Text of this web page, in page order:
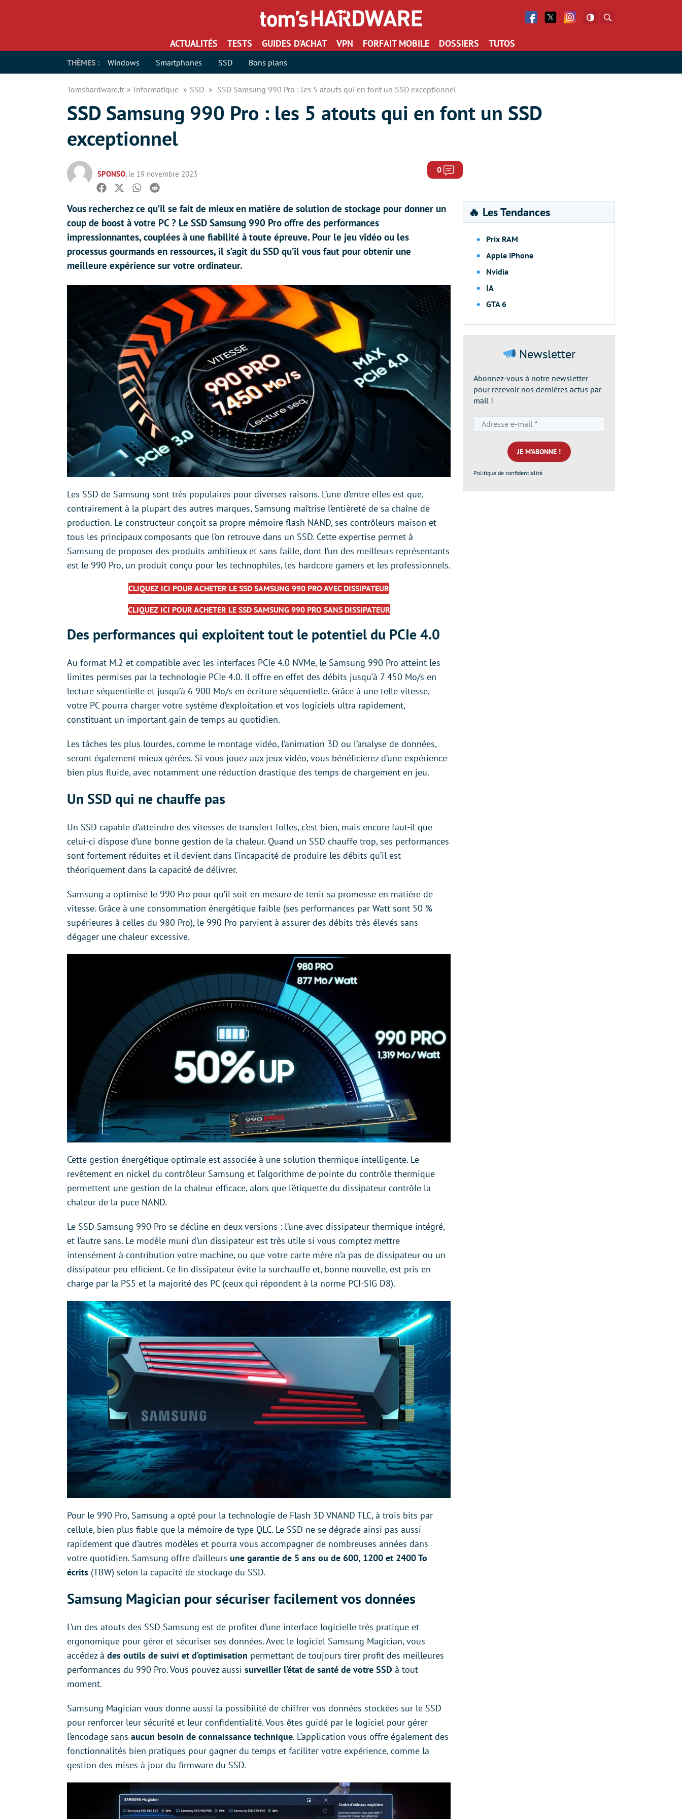
Facebook
Twitter Facebook
ACTUALITÉS TESTS GUIDES D’ACHAT VPN FORFAIT MOBILE DOSSIERS TUTOS
THÈMES : Windows Smartphones SSD Bons plans
Tomshardware.fr Informatique SSD SSD Samsung 990 Pro : les 5 atouts qui en font un SSD exceptionnel
SSD Samsung 990 Pro : les 5 atouts qui en font un SSD
exceptionnel
SPONSO, le 19 novembre 2023 0 Commentaires
Facebook
TwitterWhatsapp
Reddit
Vous recherchez ce qu’il se fait de mieux en matière de solution de stockage pour donner un
coup de boost à votre PC ? Le SSD Samsung 990 Pro offre des performances
impressionnantes, couplées à une fiabilité à toute épreuve. Pour le jeu vidéo ou les
processus gourmands en ressources, il s’agit du SSD qu’il vous faut pour obtenir une
meilleure expérience sur votre ordinateur.
Les SSD de Samsung sont très populaires pour diverses raisons. L’une d’entre elles est que,
contrairement à la plupart des autres marques, Samsung maîtrise l’entièreté de sa chaîne de
production. Le constructeur conçoit sa propre mémoire flash NAND, ses contrôleurs maison et
tous les principaux composants que l’on retrouve dans un SSD. Cette expertise permet à
Samsung de proposer des produits ambitieux et sans faille, dont l’un des meilleurs représentants
est le 990 Pro, un produit conçu pour les technophiles, les hardcore gamers et les professionnels.
CLIQUEZ ICI POUR ACHETER LE SSD SAMSUNG 990 PRO AVEC DISSIPATEUR
CLIQUEZ ICI POUR ACHETER LE SSD SAMSUNG 990 PRO SANS DISSIPATEUR
Des performances qui exploitent tout le potentiel du PCIe 4.0
Au format M.2 et compatible avec les interfaces PCIe 4.0 NVMe, le Samsung 990 Pro atteint les
limites permises par la technologie PCIe 4.0. Il offre en effet des débits jusqu’à 7 450 Mo/s en
lecture séquentielle et jusqu’à 6 900 Mo/s en écriture séquentielle. Grâce à une telle vitesse,
votre PC pourra charger votre système d’exploitation et vos logiciels ultra rapidement,
constituant un important gain de temps au quotidien.
Les tâches les plus lourdes, comme le montage vidéo, l’animation 3D ou l’analyse de données,
seront également mieux gérées. Si vous jouez aux jeux vidéo, vous bénéficierez d’une expérience
bien plus fluide, avec notamment une réduction drastique des temps de chargement en jeu.
Un SSD qui ne chauffe pas
Un SSD capable d’atteindre des vitesses de transfert folles, c’est bien, mais encore faut-il que
celui-ci dispose d’une bonne gestion de la chaleur. Quand un SSD chauffe trop, ses performances
sont fortement réduites et il devient dans l’incapacité de produire les débits qu’il est
théoriquement dans la capacité de délivrer.
Samsung a optimisé le 990 Pro pour qu’il soit en mesure de tenir sa promesse en matière de
vitesse. Grâce à une consommation énergétique faible (ses performances par Watt sont 50 %
supérieures à celles du 980 Pro), le 990 Pro parvient à assurer des débits très élevés sans
dégager une chaleur excessive.
Cette gestion énergétique optimale est associée à une solution thermique intelligente. Le
revêtement en nickel du contrôleur Samsung et l’algorithme de pointe du contrôle thermique
permettent une gestion de la chaleur efficace, alors que l’étiquette du dissipateur contrôle la
chaleur de la puce NAND.
Le SSD Samsung 990 Pro se décline en deux versions : l’une avec dissipateur thermique intégré,
et l’autre sans. Le modèle muni d’un dissipateur est très utile si vous comptez mettre
intensément à contribution votre machine, ou que votre carte mère n’a pas de dissipateur ou un
dissipateur peu efficient. Ce fin dissipateur évite la surchauffe et, bonne nouvelle, est pris en
charge par la PS5 et la majorité des PC (ceux qui répondent à la norme PCI-SIG D8).
Pour le 990 Pro, Samsung a opté pour la technologie de Flash 3D VNAND TLC, à trois bits par
cellule, bien plus fiable que la mémoire de type QLC. Le SSD ne se dégrade ainsi pas aussi
rapidement que d’autres modèles et pourra vous accompagner de nombreuses années dans
votre quotidien. Samsung offre d’ailleurs une garantie de 5 ans ou de 600, 1200 et 2400 To
écrits (TBW) selon la capacité de stockage du SSD.
Samsung Magician pour sécuriser facilement vos données
L’un des atouts des SSD Samsung est de profiter d’une interface logicielle très pratique et
ergonomique pour gérer et sécuriser ses données. Avec le logiciel Samsung Magician, vous
accédez à des outils de suivi et d’optimisation permettant de toujours tirer profit des meilleures
performances du 990 Pro. Vous pouvez aussi surveiller l’état de santé de votre SSD à tout
moment.
Samsung Magician vous donne aussi la possibilité de chiffrer vos données stockées sur le SSD
pour renforcer leur sécurité et leur confidentialité. Vous êtes guidé par le logiciel pour gérer
l’encodage sans aucun besoin de connaissance technique. L’application vous offre également des
fonctionnalités bien pratiques pour gagner du temps et faciliter votre expérience, comme la
gestion des mises à jour du firmware du SSD.
🔥 Les Tendances
Prix RAM
Apple iPhone
Nvidia
IA
GTA 6
Newsletter
Abonnez-vous à notre newsletter
pour recevoir nos dernières actus par
mail !
e-
mail
*
Politique de confidentialité